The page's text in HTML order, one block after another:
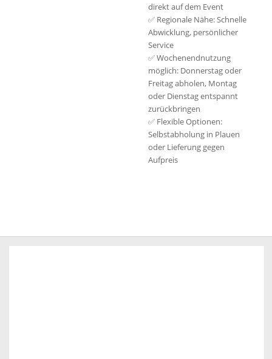
direkt auf dem Event
✅ Regionale Nähe: Schnelle
Abwicklung, persönlicher
Service
✅ Wochenendnutzung
möglich: Donnerstag oder
Freitag abholen, Montag
oder Dienstag entspannt
zurückbringen
✅ Flexible Optionen:
Selbstabholung in Plauen
oder Lieferung gegen
Aufpreis